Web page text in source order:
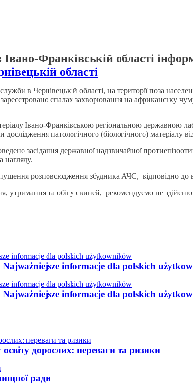
Франківській області
області
в Чернівецькій області, на території поза
спалах захворювання на африканську
Івано-Франківською регіональною державною
патологічного (біологічного) матеріалу
засідання державної надзвичайної
нагляду.
розповсюдження збудника АЧС, відповідно до
утримання та обігу свиней, рекомендуємо не
informacje dla polskich
informacje dla polskich
дорослих: переваги та ризики
ради